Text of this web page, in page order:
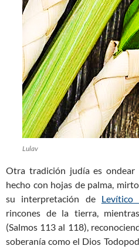
Lulav
Otra tradición judía es ondear
hecho con hojas de palma,
su interpretación de Levítico
rincones de la tierra,
(Salmos 113 al 118),
soberanía como el Dios